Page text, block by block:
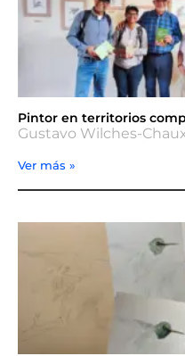
Pintor en territorios
Gustavo Wilches-
Ver más »